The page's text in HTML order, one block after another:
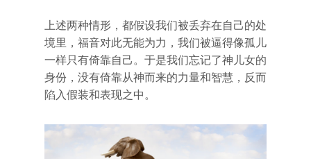
上述两种情形，都假设我们被丢弃在自己的处
境里，福音对此无能为力，我们被逼得像孤儿
一样只有倚靠自己。于是我们忘记了神儿女的
身份，没有倚靠从神而来的力量和智慧，反而
陷入假装和表现之中。